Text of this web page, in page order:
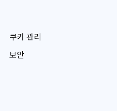
쿠키 관리
보안